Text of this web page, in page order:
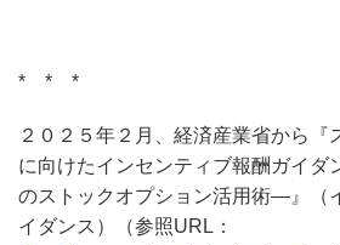
* * *
２０２５年２月、経済産業省から『
に向けたインセンティブ報酬ガイ
のストックオプション活用術―』（
イダンス）（参照URL：